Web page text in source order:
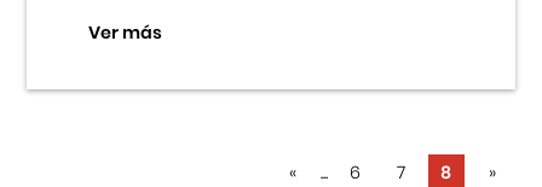
Ver más
« ... 6 7 8 »